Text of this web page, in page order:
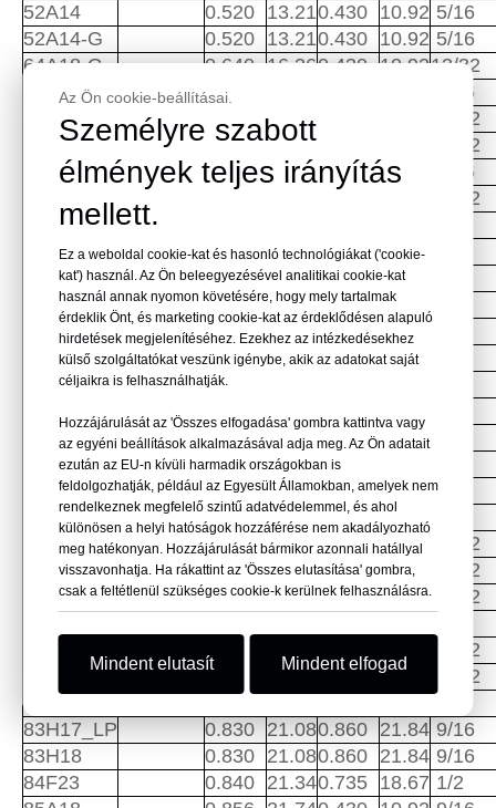
52A14
0.520 13.210.430 10.92 5/16
52A14-G
0.520 13.210.430 10.92 5/16
64A18-G
0.640 16.260.430 10.9213/32
68H17-LP
0.680
7/16
68H18
0.686 17.42
15/32
68H18-C
0.686 17.42
15/32
71A18
0.708 17.980.430 10.92
7/16
15/32
74F18R
74H18S
0.736 18.690.735 18.67
74F18_C
0.736 18.690.735 18.67
74F18_L
0.736 18.690.735 18.67
74H17_LP
0.740 18.800.860 21.84
74H18R
0.740 18.80 0.860 21.84
74H18S
0.740
74H18_C
18.8
74H18_G
0.740 18.8 0.860 21.84
74H18_L
0.740 18.8 0.860
76A18
0.768 19.510.430 10.921/2
76A22
0.755 19.180.430 10.92
78F18
0.780 19.81 0.735 18.67
15/32
78H17_LP
0.780 19.810.860 21.84
17/32
80F18_L
0.800 20.320.735 18.6717/32
0.800
17/32
80H18_LP
0.800 20.320.860 21.84
17/32
83H17_LP
0.830 21.080.860 21.84 9/16
83H18
0.830 21.080.860 21.84 9/16
84F23
0.840 21.340.735 18.67 1/2
Az Ön cookie-beállításai.
Személyre szabott
élmények teljes irányítás
mellett.
Ez a weboldal cookie-kat és hasonló technológiákat ('cookie-
kat') használ. Az Ön beleegyezésével analitikai cookie-kat
használ annak nyomon követésére, hogy mely tartalmak
érdeklik Önt, és marketing cookie-kat az érdeklődésen alapuló
hirdetések megjelenítéséhez. Ezekhez az intézkedésekhez
külső szolgáltatókat veszünk igénybe, akik az adatokat saját
céljaikra is felhasználhatják.
Hozzájárulását az 'Összes elfogadása' gombra kattintva vagy
az egyéni beállítások alkalmazásával adja meg. Az Ön adatait
ezután az EU-n kívüli harmadik országokban is
feldolgozhatják, például az Egyesült Államokban, amelyek nem
rendelkeznek megfelelő szintű adatvédelemmel, és ahol
különösen a helyi hatóságok hozzáférése nem akadályozható
meg hatékonyan. Hozzájárulását bármikor azonnali hatállyal
visszavonhatja. Ha rákattint az 'Összes elutasítása' gombra,
csak a feltétlenül szükséges cookie-k kerülnek felhasználásra.
Mindent elutasít Mindent elfogad